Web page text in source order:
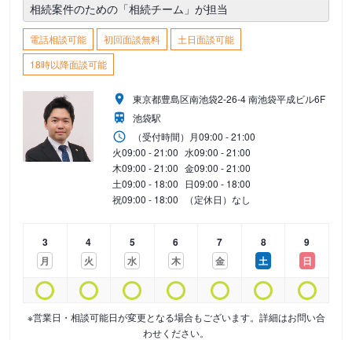
相続案件のための「相続チーム」が担当
電話相談可能 初回面談無料
土日面談可能
18時以降面談可能
東京都豊島区南池袋2-26-4 南池袋平成ビル6F
池袋駅
（受付時間） 月09:00 - 21:00
火09:00 - 21:00 水09:00 - 21:00
木09:00 - 21:00 金09:00 - 21:00
土09:00 - 18:00 日09:00 - 18:00
祝09:00 - 18:00 （定休日）なし
3
月
4
火
5
水
6
木
7
金
8
土
9
日
※営業日・相談可能日が変更となる場合もございます。詳細はお問い合
わせください。